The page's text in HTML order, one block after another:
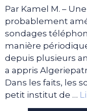
Par Kamel M. –
probablement
sondages
manière
depuis plusieurs
a appris
Dans les faits, les
petit institut de …